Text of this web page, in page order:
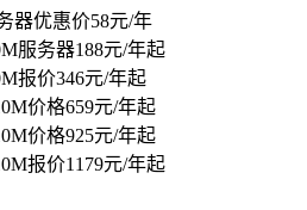
器优惠价58元/年
服务器188元/年起
报价346元/年起
价格659元/年起
价格925元/年起
报价1179元/年起